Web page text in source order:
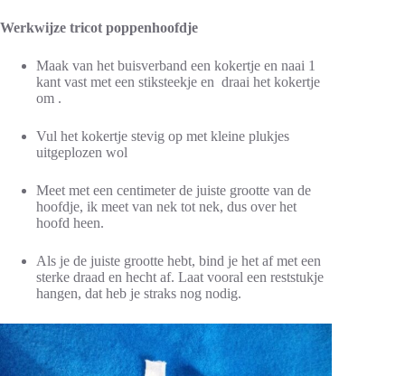
Werkwijze tricot poppenhoofdje
Maak van het buisverband een kokertje en naai 1
kant vast met een stiksteekje en draai het kokertje
om .
Vul het kokertje stevig op met kleine plukjes
uitgeplozen wol
Meet met een centimeter de juiste grootte van de
hoofdje, ik meet van nek tot nek, dus over het
hoofd heen.
Als je de juiste grootte hebt, bind je het af met een
sterke draad en hecht af. Laat vooral een reststukje
hangen, dat heb je straks nog nodig.